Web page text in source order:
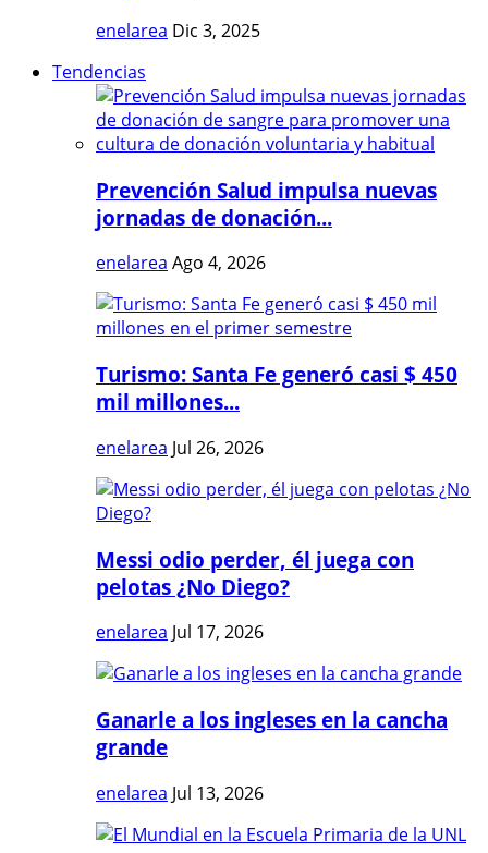
enelarea Dic 3, 2025
Tendencias
Prevención Salud impulsa nuevas
jornadas de donación...
enelarea Ago 4, 2026
Turismo: Santa Fe generó casi $ 450
mil millones...
enelarea Jul 26, 2026
Messi odio perder, él juega con
pelotas ¿No Diego?
enelarea Jul 17, 2026
Ganarle a los ingleses en la cancha
grande
enelarea Jul 13, 2026